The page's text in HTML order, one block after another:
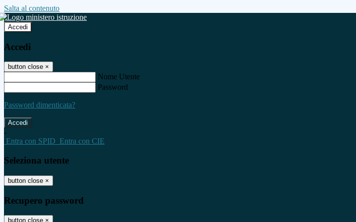
Salta al contenuto
Accedi
Accedi
button close ×
Nome Utente
Password
Password dimenticata?
-
Entra con SPID Entra con CIE
Seleziona utente
button close ×
Recupero password
button close ×